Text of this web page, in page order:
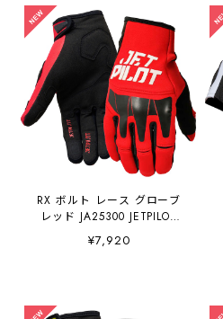
RX ボルト レース グローブ
レッド JA25300 JETPILOT
ジェットパイロット
¥7,920